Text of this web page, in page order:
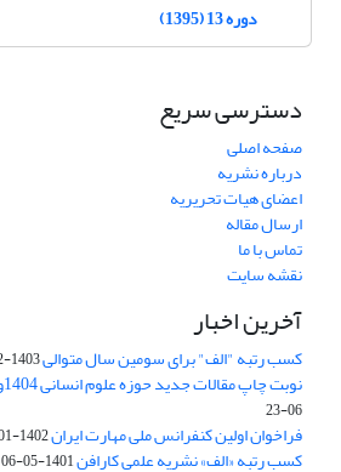
دوره 13 (1395)
دسترسی سریع
صفحه اصلی
درباره نشریه
اعضای هیات تحریریه
ارسال مقاله
تماس با ما
نقشه سایت
آخرین اخبار
کسب رتبه "الف" برای سومین سال متوالی1403-02-01
نوبت چاپ مقالات جدید حوزه علوم انسانی 1404و به بعد خواهد بود
06-23
فراخوان اولین کنفرانس ملی مهارت ایران1402-01-28
کسب رتبه «الف» نشریه علمی کارافن1401-05-06